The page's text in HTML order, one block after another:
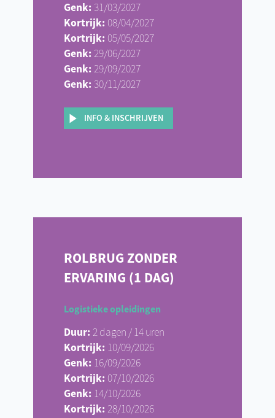
Genk: 31/03/2027
Kortrijk: 08/04/2027
Kortrijk: 05/05/2027
Genk: 29/06/2027
Genk: 29/09/2027
Genk: 30/11/2027
INFO & INSCHRIJVEN
ROLBRUG ZONDER
ERVARING (1 DAG)
Logistieke opleidingen
Duur: 2 dagen / 14 uren
Kortrijk: 10/09/2026
Genk: 16/09/2026
Kortrijk: 07/10/2026
Genk: 14/10/2026
Kortrijk: 28/10/2026